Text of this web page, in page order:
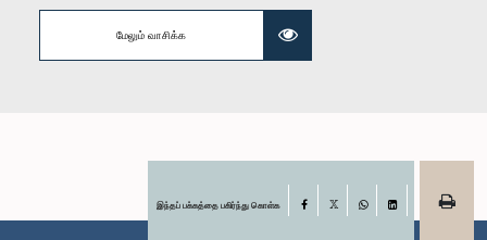
மேலும் வாசிக்க
இந்தப் பக்கத்தை பகிர்ந்து கொள்க Facebook
LinkedIn